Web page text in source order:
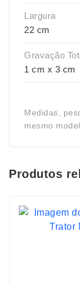
Largura
22 cm
Gravação
1 cm x 3 cm
Medidas,
mesmo
Produtos